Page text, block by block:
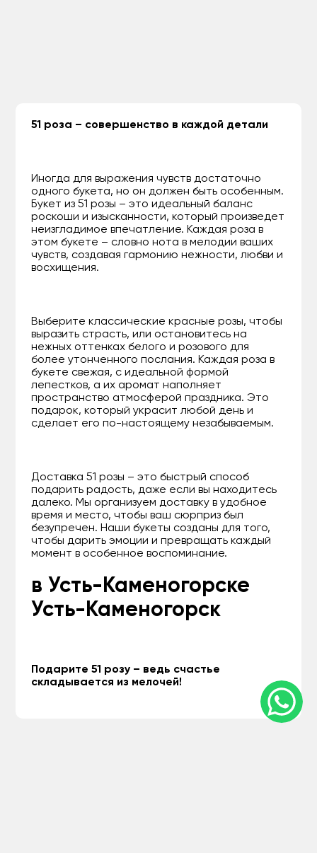
51 роза – совершенство в каждой детали
Иногда для выражения чувств достаточно
одного букета, но он должен быть особенным.
Букет из 51 розы – это идеальный баланс
роскоши и изысканности, который произведет
неизгладимое впечатление. Каждая роза в
этом букете – словно нота в мелодии ваших
чувств, создавая гармонию нежности, любви и
восхищения.
Выберите классические красные розы, чтобы
выразить страсть, или остановитесь на
нежных оттенках белого и розового для
более утонченного послания. Каждая роза в
букете свежая, с идеальной формой
лепестков, а их аромат наполняет
пространство атмосферой праздника. Это
подарок, который украсит любой день и
сделает его по-настоящему незабываемым.
Доставка 51 розы – это быстрый способ
подарить радость, даже если вы находитесь
далеко. Мы организуем доставку в удобное
время и место, чтобы ваш сюрприз был
безупречен. Наши букеты созданы для того,
чтобы дарить эмоции и превращать каждый
момент в особенное воспоминание.
в Усть-Каменогорске
Усть-Каменогорск
Подарите 51 розу – ведь счастье
складывается из мелочей!